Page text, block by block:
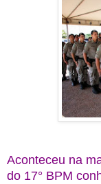
Aconteceu na
do 17° BPM